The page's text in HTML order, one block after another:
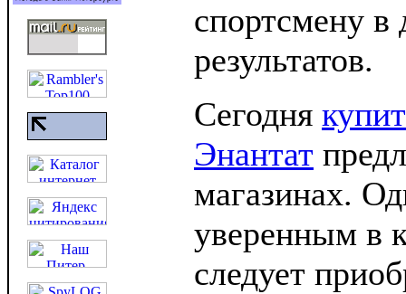
спортсмену
результатов.
Сегодня
Энантат
магазинах.
уверенным в
следует